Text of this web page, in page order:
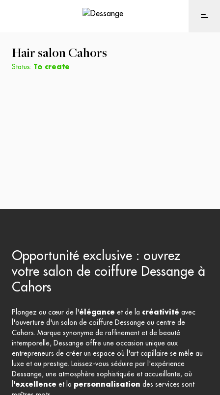
Hair salon Cahors
Status: To create
Opportunité exclusive : ouvrez
votre salon de coiffure Dessange à
Cahors
Plongez au cœur de l'élégance et de la créativité avec
l'ouverture d'un salon de coiffure Dessange au centre de
Cahors. Marque synonyme de raffinement et de beauté
intemporelle, Dessange offre une occasion unique aux
entrepreneurs de créer un espace où l'art capillaire se mêle au
luxe et au prestige. Laissez-vous séduire par l'expérience
Dessange, une atmosphère sophistiquée et accueillante, où
l'excellence et la personnalisation des services sont